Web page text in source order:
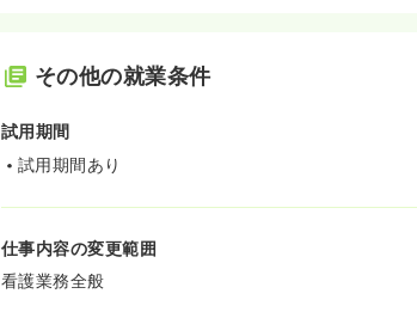
その他の就業条件
試用期間
試用期間あり
仕事内容の変更範囲
看護業務全般